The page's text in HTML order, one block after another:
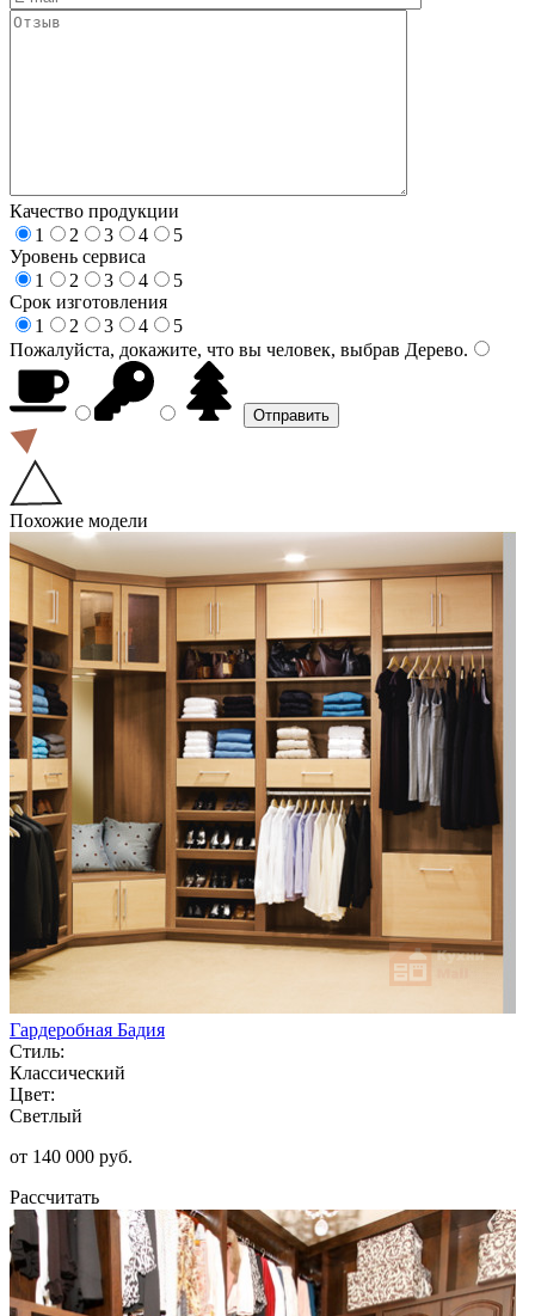
Качество продукции
1
2 3 4
5
Уровень сервиса
1
2 3 4
5
Срок изготовления
1
2 3 4
5
Пожалуйста, докажите, что вы человек, выбрав Дерево.
Похожие модели
Гардеробная Бадия
Стиль:
Классический
Цвет:
Светлый
от 140 000 руб.
Рассчитать